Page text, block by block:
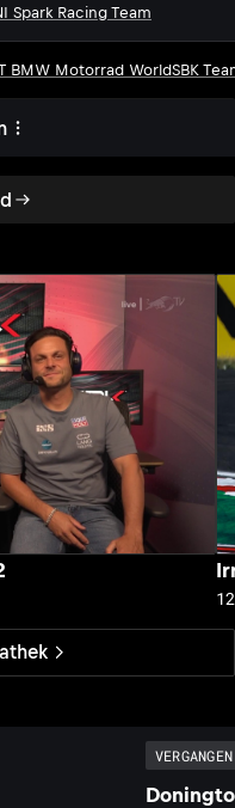
Spark Racing Team
BMW Motorrad WorldSBK
VERGANGEN